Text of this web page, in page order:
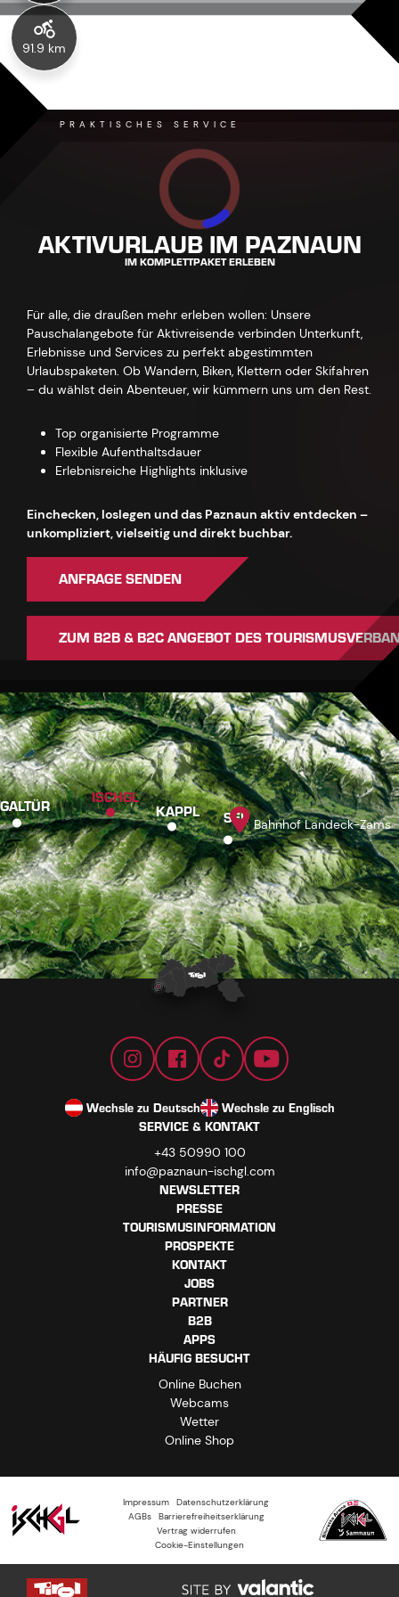
91.9 km
PRAKTISCHES SERVICE
AKTIVURLAUB IM PAZNAUN
IM KOMPLETTPAKET ERLEBEN
Für alle, die draußen mehr erleben wollen: Unsere
Pauschalangebote für Aktivreisende verbinden Unterkunft,
Erlebnisse und Services zu perfekt abgestimmten
Urlaubspaketen. Ob Wandern, Biken, Klettern oder Skifahren
– du wählst dein Abenteuer, wir kümmern uns um den Rest.
Top organisierte Programme
Flexible Aufenthaltsdauer
Erlebnisreiche Highlights inklusive
Einchecken, loslegen und das Paznaun aktiv entdecken –
unkompliziert, vielseitig und direkt buchbar.
ANFRAGE SENDEN
ZUM B2B & B2C ANGEBOT DES
GALTÜR ISCHGL
KAPPL SEE Bahnhof Landeck-Zams
Wechsle zu Deutsch
Wechsle zu Englisch
SERVICE & KONTAKT
+43 50990 100
info@paznaun-ischgl.com
NEWSLETTER
PRESSE
TOURISMUSINFORMATION
PROSPEKTE
KONTAKT
JOBS
PARTNER
B2B
APPS
HÄUFIG BESUCHT
Online Buchen
Webcams
Wetter
Online Shop
Impressum
Datenschutzerklärung
AGBs
Barrierefreiheitserklärung
Vertrag widerrufen
Cookie-Einstellungen